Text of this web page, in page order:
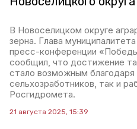
В Новоселицком округе
зерна. Глава
пресс-конференции
сообщил, что достижение
стало возможным благодаря
сельхозработников, так и
Росгидромета.
21 августа 2025, 15:39